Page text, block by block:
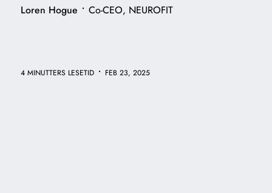
Loren Hogue • Co-CEO, NEUROFIT
4 MINUTTERS LESETID • FEB 23, 2025